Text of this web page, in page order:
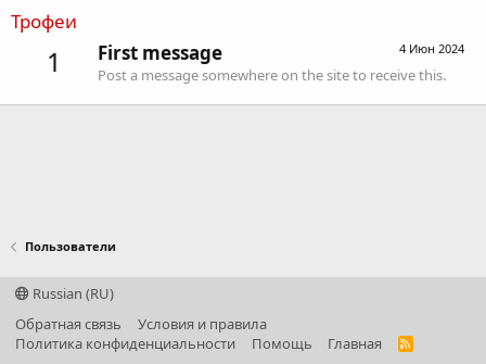
Трофеи
1 4 Июн 2024
First message
Post a message somewhere on the site to receive this.
Пользователи
Russian (RU)
Обратная связь
Условия и правила
Политика конфиденциальности
Помощь Главная
R